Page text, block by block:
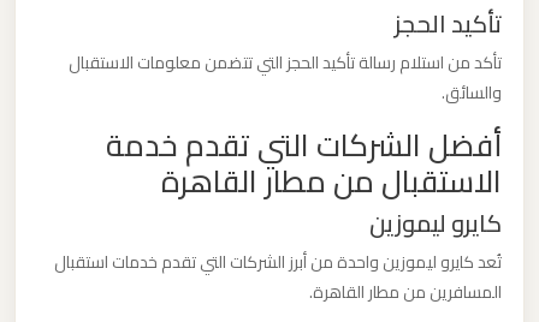
تأكيد الحجز
تأكد من استلام رسالة تأكيد الحجز التي تتضمن معلومات الاستقبال
والسائق.
أفضل الشركات التي تقدم خدمة
الاستقبال من مطار القاهرة
كايرو ليموزين
تُعد كايرو ليموزين واحدة من أبرز الشركات التي تقدم خدمات استقبال
المسافرين من مطار القاهرة.
ليموزين
القاهرة
العرب
ليموزين